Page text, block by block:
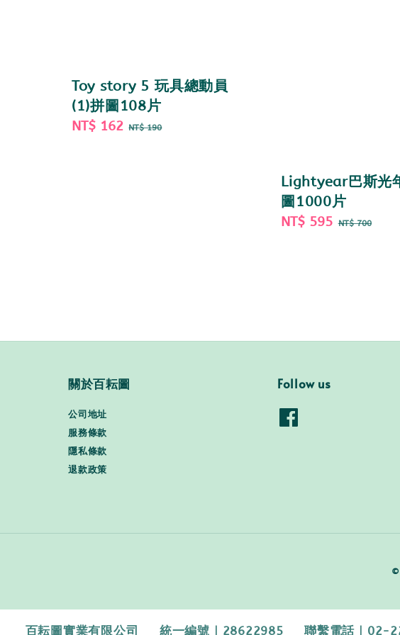
Toy story 5 玩具總動員
(1)拼圖108片
Sale
NT$ 162 Regular
NT$ 190
Lightyear巴斯光
圖1000片
Sale
NT$ 595 Regular
NT$ 700
關於百耘圖
公司地址
服務條款
隱私條款
退款政策
Follow us
©
百耘圖實業有限公司 統一編號｜28622985 聯繫電話｜02-